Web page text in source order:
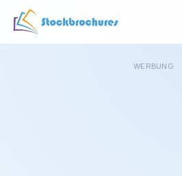
WERBUNG